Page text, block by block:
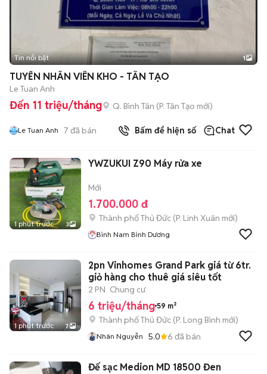
Tin nổi bật 1
TUYỂN NHÂN VIÊN KHO - TÂN TẠO
Le Tuan Anh
Đến 11 triệu/tháng Q. Bình Tân (P. Tân Tạo mới)
Le Tuan Anh 7 đã bán Bấm để hiện số Chat
1 phút trước 3
YWZUKUI Z90 Máy rửa xe
Mới
1.700.000 đ
Thành phố Thủ Đức (P. Linh Xuân mới)
Bình Nam Bình Dương
1 phút trước 7
2pn Vinhomes Grand Park giá từ 6tr.
giỏ hàng cho thuê giá siêu tốt
2 PN Chung cư
6 triệu/tháng 59 m²
Thành phố Thủ Đức (P. Long Bình mới)
Nhân Nguyễn 5.0 6 đã bán
Đế sạc Medion MD 18500 Đen